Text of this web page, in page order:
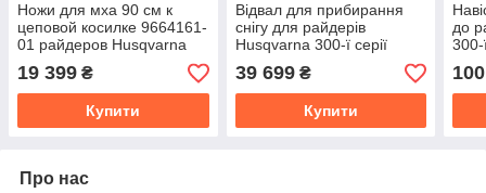
Ножи для мха 90 см к
цеповой косилке 9664161-
01 райдеров Husqvarna
300-й серии
19 399 ₴
Купити
Відвал для прибирання
снігу для райдерів
Husqvarna 300-ї серії
39 699₴
Купити
до
300-
Про нас